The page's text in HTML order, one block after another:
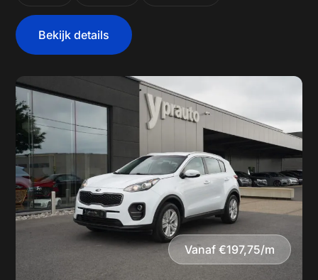
Bekijk details
Vanaf €197,75/m